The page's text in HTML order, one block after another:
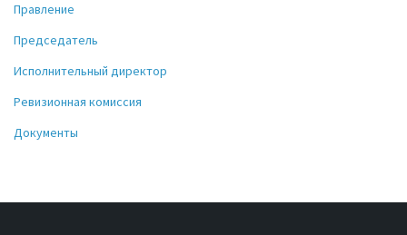
Правление
Председатель
Исполнительный директор
Ревизионная комиссия
Документы